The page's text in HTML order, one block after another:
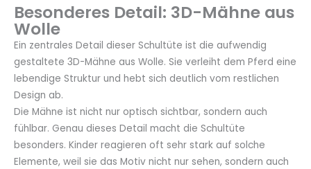
Besonderes Detail: 3D-Mähne aus
Wolle
Ein zentrales Detail dieser Schultüte ist die aufwendig
gestaltete 3D-Mähne aus Wolle. Sie verleiht dem Pferd eine
lebendige Struktur und hebt sich deutlich vom restlichen
Design ab.
Die Mähne ist nicht nur optisch sichtbar, sondern auch
fühlbar. Genau dieses Detail macht die Schultüte
besonders. Kinder reagieren oft sehr stark auf solche
Elemente, weil sie das Motiv nicht nur sehen, sondern auch